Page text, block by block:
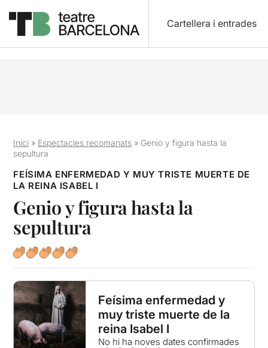
Cartellera i entrades
Inici » Espectacles recomanats » Genio y figura hasta la
sepultura
FEÍSIMA ENFERMEDAD Y MUY TRISTE MUERTE DE
LA REINA ISABEL I
Genio y figura hasta la
sepultura
Feísima enfermedad y
muy triste muerte de la
reina Isabel I
No hi ha noves dates confirmades